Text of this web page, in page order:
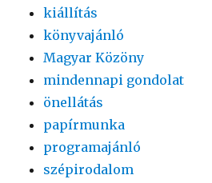
kiállítás
könyvajánló
Magyar Közöny
mindennapi gondolat
önellátás
papírmunka
programajánló
szépirodalom